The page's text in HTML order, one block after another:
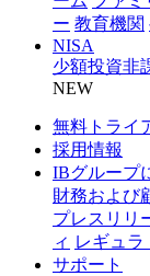
ー 教育機関
NISA
少額投資非
NEW
無料トライ
採用情報
IBグループ
財務および
プレスリリ
ィ レギュラ
サポート